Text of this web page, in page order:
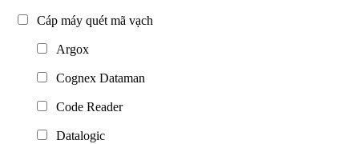
Cáp máy quét mã vạch
Argox
Cognex Dataman
Code Reader
Datalogic